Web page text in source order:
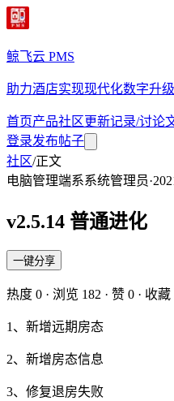
鲸飞云 PMS
助力酒店实现现代化数字升级
首页产品社区更新记录/讨论
登录发布帖子
社区/正文
电脑管理端系系统管理员·
v2.5.14 普通进化
一键分享
热度 0 · 浏览 182 · 赞 0 · 收藏
1、新增远期房态
2、新增房态信息
3、修复退房失败